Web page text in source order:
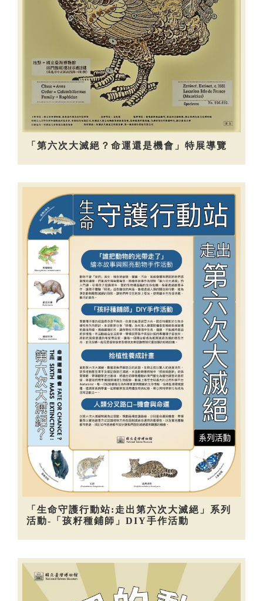
「第六次大滅絕？命運還是機會」特展導覽
「生命守護行動站:走出第六次大滅絕」系列
活動-「孩籽種鋪師」DIY手作活動